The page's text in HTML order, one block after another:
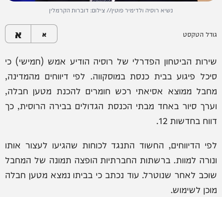
נשיא רוסיה ולדימיר פוטין// צילום: דוברות הקרמלין
גודל הטקסט א א
שירות הביטחון הפדרלי של רוסיה הודיע אמש (חמישי) כי
סיכל פיגוע בבית כנסת במוסקווה. לפי דיווחים מהמדינה,
מחבל ממוצא אסיאתי רכש חומרים להכנת מטען חבלה,
וערך סיור באחד מבתי הכנסת הגדולים בבירה הרוסית, כך
דווח בחדשות 12.
לפי הדיווחים, החשוד התנגד לכוחות שהגיעו לעצור אותו
ונורה למוות. ברשתות החברתיות הופצה תמונה של המחבל
שוכב לאחר שנוטרל. עוד נכתב כי בביתו נמצא מטען חבלה
מוכן לשימוש.